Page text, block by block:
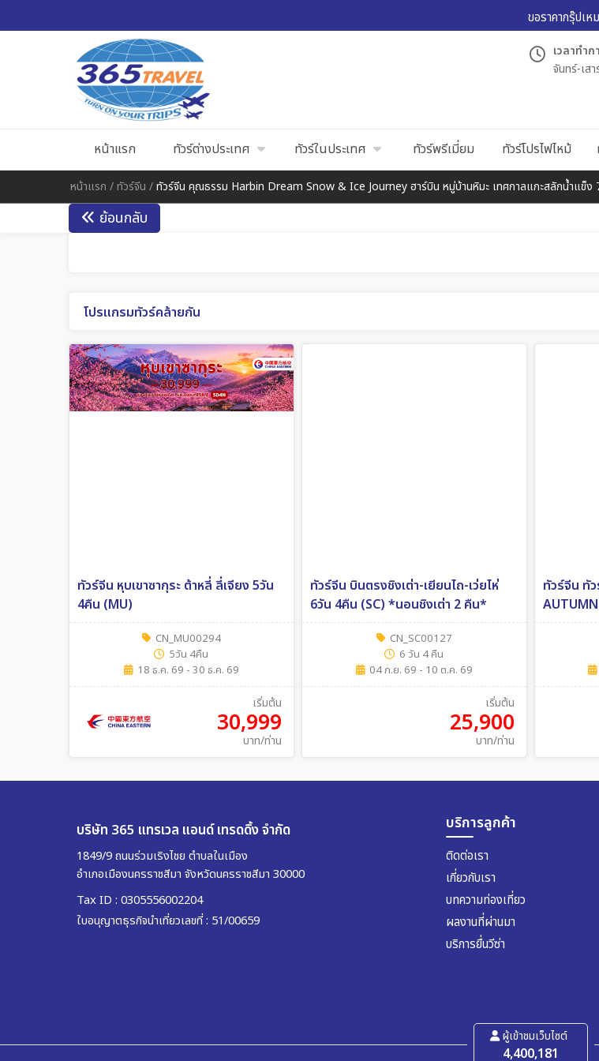
ขอราคากรุ๊ปเห
เวลาทำก
จันทร์-เสา
หน้าแรก ทัวร์ต่างประเทศ ทัวร์ในประเทศ ทัวร์พรีเมี่ยม ทัวร์โปรไฟไหม้
หน้าแรก /ทัวร์จีน /ทัวร์จีน คุณธรรม Harbin Dream Snow & Ice Journey ฮาร์บิน หมู่บ้านหิมะ เทศกาลแกะสลักน้ำแข็ง
ย้อนกลับ
โปรแกรมทัวร์คล้ายกัน
ทัวร์จีน หุบเขาซากุระ ต้าหลี่ ลี่เจียง 5วัน
4คืน (MU)
CN_MU00294
5วัน 4คืน
18 ธ.ค. 69 - 30 ธ.ค. 69
เริ่มต้น
30,999
บาท/ท่าน
ทัวร์จีน บินตรงชิงเต่า-เยียนไถ-เว่ยไห่
6วัน 4คืน (SC) *นอนชิงเต่า 2 คืน*
CN_SC00127
6 วัน 4 คืน
04 ก.ย. 69 - 10 ต.ค. 69
เริ่มต้น
25,900
บาท/ท่าน
ทัวร์จีน ทั
AUTUMN
การ์เซียต๋
บริษัท 365 แทรเวล แอนด์ เทรดดิ้ง จำกัด
1849/9 ถนนร่วมเริงไชย ตำบลในเมือง
อำเภอเมืองนครราชสีมา จังหวัดนครราชสีมา 30000
Tax ID : 0305556002204
ใบอนุญาตธุรกิจนำเที่ยวเลขที่ : 51/00659
บริการลูกค้า
ติดต่อเรา
เกี่ยวกับเรา
บทความท่องเที่ยว
ผลงานที่ผ่านมา
บริการยื่นวีซ่า
ผู้เข้าชมเว็บไซต์
4,400,181